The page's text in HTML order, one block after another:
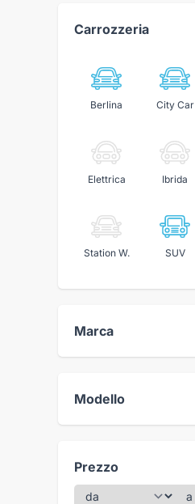
Carrozzeria
Berlina City Car
Elettrica Ibrida
Station W. SUV
Marca
Modello
Prezzo